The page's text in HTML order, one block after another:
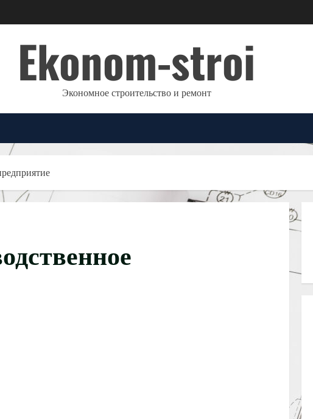
Ekonom-stroi
Экономное строительство и ремонт